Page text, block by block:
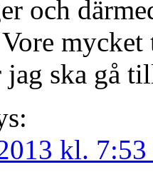
och
mycket
ska gå
kl. 7:53